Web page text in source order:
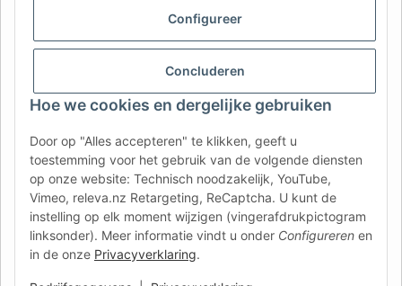
Configureer
Concluderen
Hoe we cookies en dergelijke gebruiken
Door op "Alles accepteren" te klikken, geeft u
toestemming voor het gebruik van de volgende diensten
op onze website: Technisch noodzakelijk, YouTube,
Vimeo, releva.nz Retargeting, ReCaptcha. U kunt de
instelling op elk moment wijzigen (vingerafdrukpictogram
linksonder). Meer informatie vindt u onder Configureren en
in de onze Privacyverklaring.
Contact: info@afatek.com
AFATEK INTERNATIONAL – SELECT REGION & LANGUAGE | KIES
CH (DE)
CH (IT) BE (NL) BE (FR)
FR IT ES DK PL
UK NZ USA MX PT
SE FI CZ HU SK